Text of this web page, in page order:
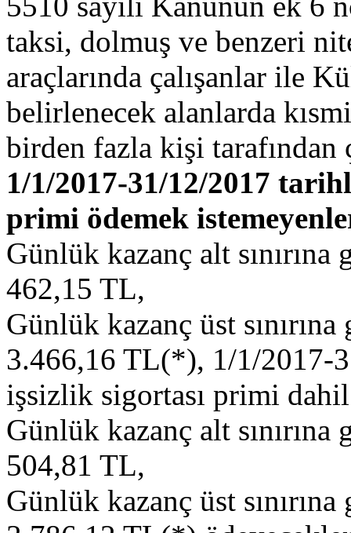
taksi, dolmuş ve benzeri
araçlarında çalışanlar ile
belirlenecek alanlarda
birden fazla kişi tarafından
1/1/2017-31/12/2017
primi ödemek
Günlük kazanç alt
462,15 TL,
Günlük kazanç üst
3.466,16 TL(*), 1/1/2017-
işsizlik sigortası primi
Günlük kazanç alt
504,81 TL,
Günlük kazanç üst